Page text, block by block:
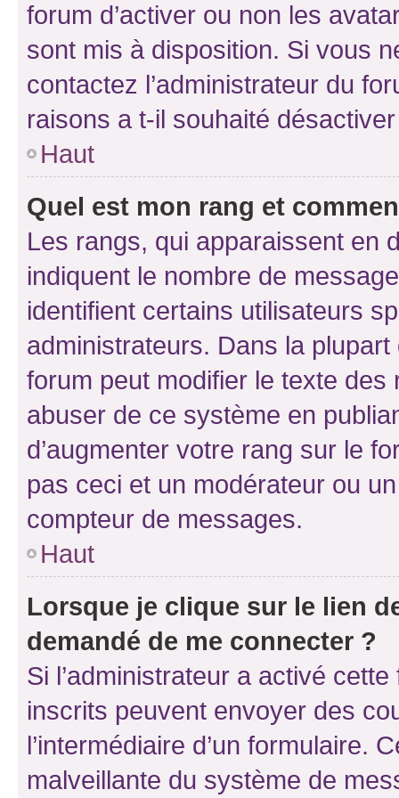
forum d’activer ou non les
sont mis à disposition. Si vous
contactez l’administrateur du
raisons a t-il souhaité
Haut
Quel est mon rang et
Les rangs, qui apparaissent en
indiquent le nombre de
identifient certains utilisateurs
administrateurs. Dans la
forum peut modifier le texte
abuser de ce système en
d’augmenter votre rang sur le
pas ceci et un modérateur ou
compteur de messages.
Haut
Lorsque je clique sur le lien
demandé de me connecter ?
Si l’administrateur a activé
inscrits peuvent envoyer des
l’intermédiaire d’un formulaire.
malveillante du système de